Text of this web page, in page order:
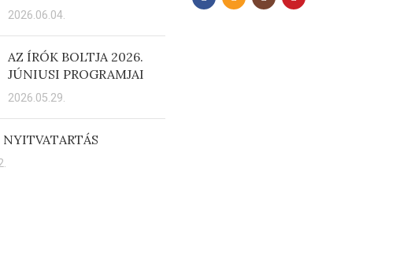
2026.06.04.
AZ ÍRÓK BOLTJA 2026.
JÚNIUSI PROGRAMJAI
2026.05.29.